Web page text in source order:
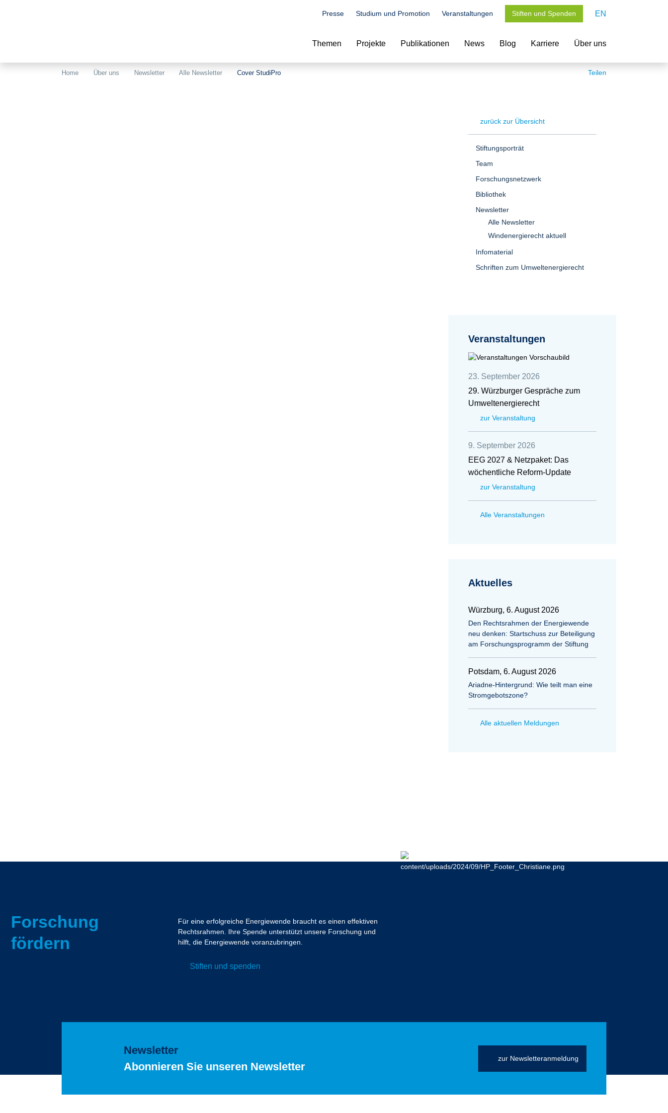
Presse Studium und Promotion Veranstaltungen Stiften und Spenden EN
Themen Projekte Publikationen News Blog Karriere Über uns
Home Über uns Newsletter Alle Newsletter Cover StudiPro Teilen
zurück zur Übersicht
Stiftungsporträt
Team
Forschungsnetzwerk
Bibliothek
Newsletter
Alle Newsletter
Windenergierecht aktuell
Infomaterial
Schriften zum Umweltenergierecht
Veranstaltungen
23. September 2026
29. Würzburger Gespräche zum
Umweltenergierecht
zur Veranstaltung
9. September 2026
EEG 2027 & Netzpaket: Das
wöchentliche Reform-Update
zur Veranstaltung
Alle Veranstaltungen
Aktuelles
Würzburg, 6. August 2026
Den Rechtsrahmen der Energiewende
neu denken: Startschuss zur Beteiligung
am Forschungsprogramm der Stiftung
Potsdam, 6. August 2026
Ariadne-Hintergrund: Wie teilt man eine
Stromgebotszone?
Alle aktuellen Meldungen
Forschung
fördern
Für eine erfolgreiche Energiewende braucht es einen effektiven
Rechtsrahmen. Ihre Spende unterstützt unsere Forschung und
hilft, die Energiewende voranzubringen.
Stiften und spenden
Newsletter
Abonnieren Sie unseren Newsletter
zur Newsletteranmeldung